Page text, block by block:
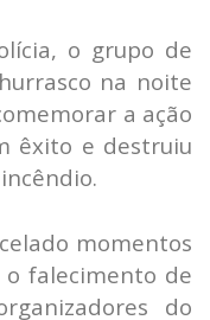
o grupo de
na noite
a ação
êxito e destruiu
momentos
falecimento de
do